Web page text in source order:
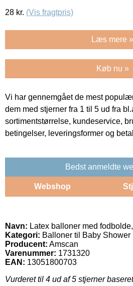
28 kr. (Vis fragtpris)
Læs mere »
Køb nu »
Vi har gennemgået de mest
dem med stjerner fra 1 til 5 ud fra
sortimentstørrelse, kundeservice,
betingelser, leveringsformer og
Bedst anmeldte
Webshop
Navn: Latex balloner med
Kategori: Balloner til Baby Shower
Producent: Amscan
Varenummer: 1731320
EAN: 13051800703
Vurderet til 4 ud af 5 stjerner